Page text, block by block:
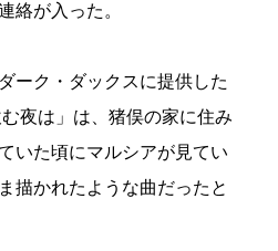
絡が入った。
ーク・ダックスに提供した
夜は」は、猪俣の家に住み
いた頃にマルシアが見てい
描かれたような曲だったと